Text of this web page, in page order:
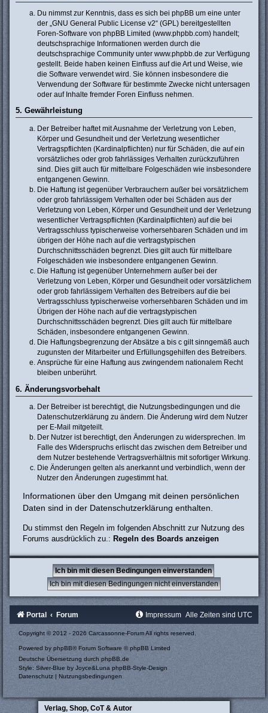
Du nimmst zur Kenntnis, dass es sich bei phpBB um eine unter
der „ GNU General Public License v2“ (GPL) bereitgestellten
Foren-Software von phpBB Limited (www.phpbb.com) handelt;
deutschsprachige Informationen werden durch die
deutschsprachige Community unter www.phpbb.de zur Verfügung
gestellt. Beide haben keinen Einfluss auf die Art und Weise, wie
die Software verwendet wird. Sie können insbesondere die
Verwendung der Software für bestimmte Zwecke nicht untersagen
oder auf Inhalte fremder Foren Einfluss nehmen.
5. Gewährleistung
Der Betreiber haftet mit Ausnahme der Verletzung von Leben,
Körper und Gesundheit und der Verletzung wesentlicher
Vertragspflichten (Kardinalpflichten) nur für Schäden, die auf ein
vorsätzliches oder grob fahrlässiges Verhalten zurückzuführen
sind. Dies gilt auch für mittelbare Folgeschäden wie insbesondere
entgangenen Gewinn.
Die Haftung ist gegenüber Verbrauchern außer bei vorsätzlichem
oder grob fahrlässigem Verhalten oder bei Schäden aus der
Verletzung von Leben, Körper und Gesundheit und der Verletzung
wesentlicher Vertragspflichten (Kardinalpflichten) auf die bei
Vertragsschluss typischerweise vorhersehbaren Schäden und im
übrigen der Höhe nach auf die vertragstypischen
Durchschnittsschäden begrenzt. Dies gilt auch für mittelbare
Folgeschäden wie insbesondere entgangenen Gewinn.
Die Haftung ist gegenüber Unternehmern außer bei der
Verletzung von Leben, Körper und Gesundheit oder vorsätzlichem
oder grob fahrlässigem Verhalten des Betreibers auf die bei
Vertragsschluss typischerweise vorhersehbaren Schäden und im
Übrigen der Höhe nach auf die vertragstypischen
Durchschnittsschäden begrenzt. Dies gilt auch für mittelbare
Schäden, insbesondere entgangenen Gewinn.
Die Haftungsbegrenzung der Absätze a bis c gilt sinngemäß auch
zugunsten der Mitarbeiter und Erfüllungsgehilfen des Betreibers.
Ansprüche für eine Haftung aus zwingendem nationalem Recht
bleiben unberührt.
6. Änderungsvorbehalt
Der Betreiber ist berechtigt, die Nutzungsbedingungen und die
Datenschutzerklärung zu ändern. Die Änderung wird dem Nutzer
per E-Mail mitgeteilt.
Der Nutzer ist berechtigt, den Änderungen zu widersprechen. Im
Falle des Widerspruchs erlischt das zwischen dem Betreiber und
dem Nutzer bestehende Vertragsverhältnis mit sofortiger Wirkung.
Die Änderungen gelten als anerkannt und verbindlich, wenn der
Nutzer den Änderungen zugestimmt hat.
Informationen über den Umgang mit deinen persönlichen
Daten sind in der Datenschutzerklärung enthalten.
Du stimmst den Regeln im folgenden Abschnitt zur Nutzung des
Forums ausdrücklich zu.: Regeln des Boards anzeigen
Portal Forum Alle Zeiten sind UTC
Impressum
Copyright © 2012 - 2026 Carcassonne-Forum All rights reserved.
Powered byphpBB® Forum Software © phpBB Limited
Deutsche Übersetzung durch phpBB.de
Style: Silver-Blue by Joyce&LunaphpBB-Style-Design
Datenschutz |Nutzungsbedingungen
Verlag, Shop, CoT & Autor